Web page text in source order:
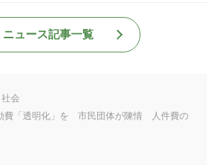
ニュース記事一覧
社会
費「透明化」を 市民団体が陳情 人件費の